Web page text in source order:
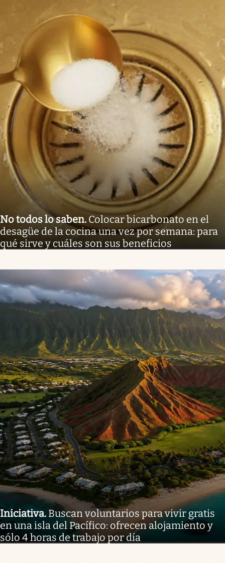
No todos lo saben. Colocar bicarbonato en el
desagüe de la cocina una vez por semana: para
qué sirve y cuáles son sus beneficios
Iniciativa. Buscan voluntarios para vivir gratis
en una isla del Pacífico: ofrecen alojamiento y
sólo 4 horas de trabajo por día